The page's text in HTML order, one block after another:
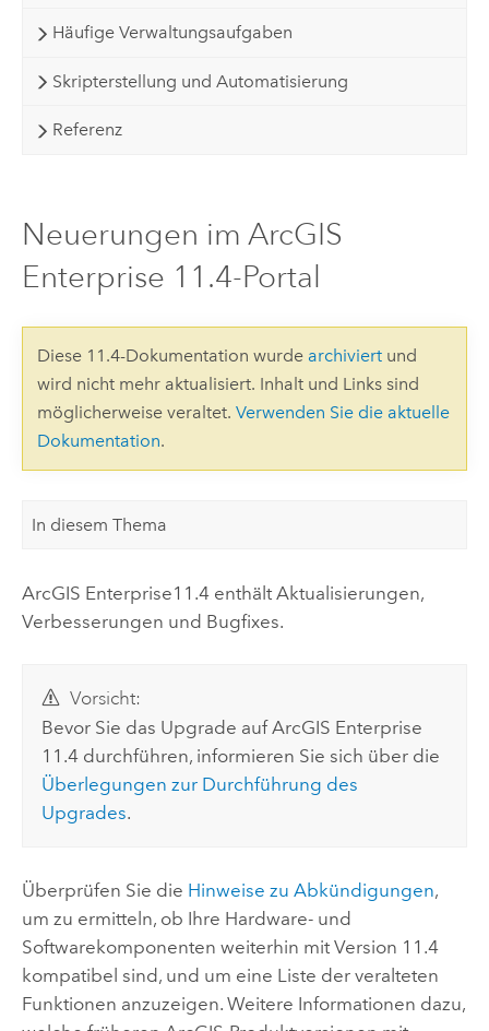
Häufige Verwaltungsaufgaben
Skripterstellung und Automatisierung
Referenz
Neuerungen im ArcGIS
Enterprise 11.4-Portal
Diese 11.4-Dokumentation wurde archiviertund
wird nicht mehr aktualisiert. Inhalt und Links sind
möglicherweise veraltet. Verwenden Sie die aktuelle
Dokumentation.
In diesem Thema
ArcGIS Enterprise11.4enthält Aktualisierungen,
Verbesserungen und Bugfixes.
Vorsicht:
Bevor Sie das Upgrade aufArcGIS Enterprise
11.4 durchführen, informieren Sie sich über die
Überlegungen zur Durchführung des
Upgrades.
Überprüfen Sie die Hinweise zu Abkündigungen,
um zu ermitteln, ob Ihre Hardware- und
Softwarekomponenten weiterhin mit Version 11.4
kompatibel sind, und um eine Liste der veralteten
Funktionen anzuzeigen. Weitere Informationen dazu,